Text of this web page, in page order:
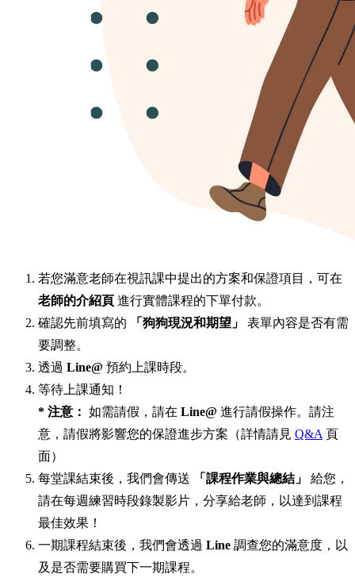
若您滿意老師在視訊課中提出的方案和保證項目，可在
老師的介紹頁 進行實體課程的下單付款。
確認先前填寫的
「狗狗現況和期望」
表單內容是否有需
要調整。
透過 Line@ 預約上課時段。
等待上課通知！
* 注意： 如需請假，請在 Line@ 進行請假操作。請注
意，請假將影響您的保證進步方案（詳情請見 Q&A頁
面）
每堂課結束後，我們會傳送
「課程作業與總結」
給您，
請在每週練習時段錄製影片，分享給老師，以達到課程
最佳效果！
一期課程結束後，我們會透過 Line 調查您的滿意度，以
及是否需要購買下一期課程。